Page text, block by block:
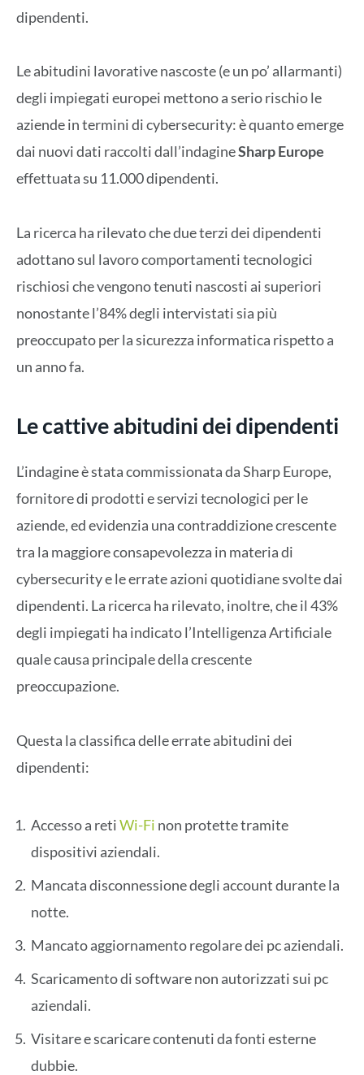
dipendenti.
Le abitudini lavorative nascoste (e un po’ allarmanti)
degli impiegati europei mettono a serio rischio le
aziende in termini di cybersecurity: è quanto emerge
dai nuovi dati raccolti dall’indagineSharp Europe
effettuata su 11.000 dipendenti.
La ricerca ha rilevato che due terzi dei dipendenti
adottano sul lavoro comportamenti tecnologici
rischiosi che vengono tenuti nascosti ai superiori
nonostante l’84% degli intervistati sia più
preoccupato per la sicurezza informatica rispetto a
un anno fa.
Le cattive abitudini dei dipendenti
L’indagine è stata commissionata da Sharp Europe,
fornitore di prodotti e servizi tecnologici per le
aziende, ed evidenzia una contraddizione crescente
tra la maggiore consapevolezza in materia di
cybersecurity e le errate azioni quotidiane svolte dai
dipendenti. La ricerca ha rilevato, inoltre, che il 43%
degli impiegati ha indicato l’Intelligenza Artificiale
quale causa principale della crescente
preoccupazione.
Questa la classifica delle errate abitudini dei
dipendenti:
Accesso a retiWi-Fi non protette tramite
dispositivi aziendali.
Mancata disconnessione degli account durante la
notte.
Mancato aggiornamento regolare dei pc aziendali.
Scaricamento di software non autorizzati sui pc
aziendali.
Visitare e scaricare contenuti da fonti esterne
dubbie.